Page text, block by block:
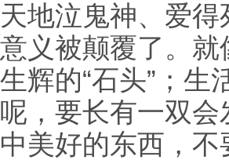
天地泣鬼神、爱
意义被颠覆了。
生辉的“石头”；
呢，要长有一双
中美好的东西，